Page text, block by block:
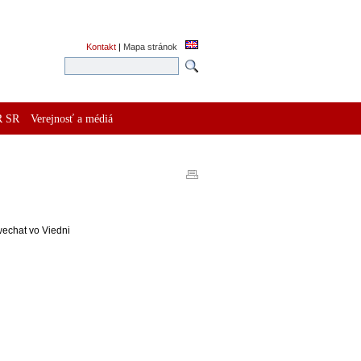
Kontakt | Mapa stránok
SR Verejnosť a médiá
vo Viedni